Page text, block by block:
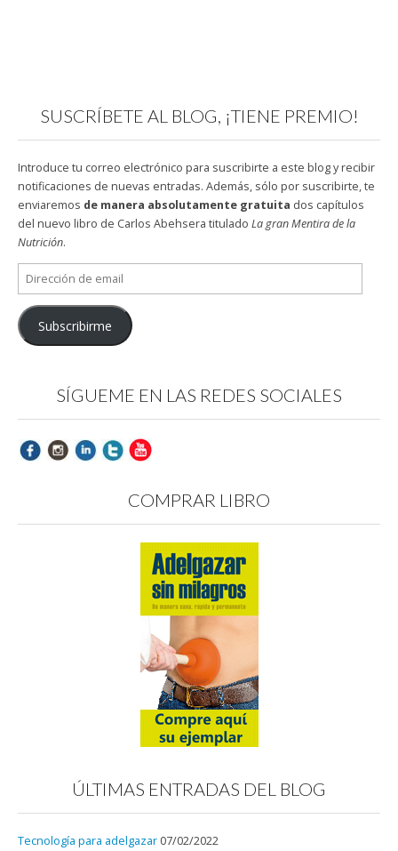
SUSCRÍBETE AL BLOG, ¡TIENE PREMIO!
Introduce tu correo electrónico para suscribirte a este blog y recibir
notificaciones de nuevas entradas. Además, sólo por suscribirte, te
enviaremos de manera absolutamente gratuita dos capítulos
del nuevo libro de Carlos Abehsera titulado La gran Mentira de la
Nutrición.
Dirección
de
email
Subscribirme
SÍGUEME EN LAS REDES SOCIALES
COMPRAR LIBRO
ÚLTIMAS ENTRADAS DEL BLOG
Tecnología para adelgazar 07/02/2022